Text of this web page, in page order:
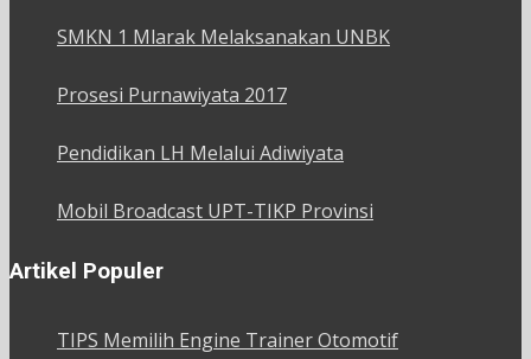
SMKN 1 Mlarak Melaksanakan UNBK
Prosesi Purnawiyata 2017
Pendidikan LH Melalui Adiwiyata
Mobil Broadcast UPT-TIKP Provinsi
Artikel Populer
TIPS Memilih Engine Trainer Otomotif